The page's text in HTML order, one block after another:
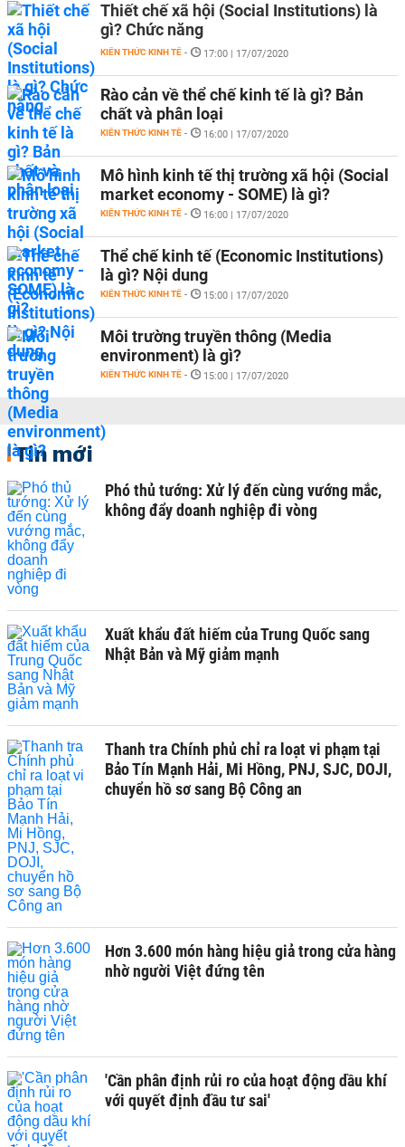
Thiết chế xã hội (Social Institutions) là
gì? Chức năng
KIẾN THỨC KINH TẾ - 17:00 | 17/07/2020
Rào cản về thể chế kinh tế là gì? Bản
chất và phân loại
KIẾN THỨC KINH TẾ - 16:00 | 17/07/2020
Mô hình kinh tế thị trường xã hội (Social
market economy - SOME) là gì?
KIẾN THỨC KINH TẾ - 16:00 | 17/07/2020
Thể chế kinh tế (Economic Institutions)
là gì? Nội dung
KIẾN THỨC KINH TẾ - 15:00 | 17/07/2020
Môi trường truyền thông (Media
environment) là gì?
KIẾN THỨC KINH TẾ - 15:00 | 17/07/2020
Tin mới
Phó thủ tướng: Xử lý đến cùng vướng mắc,
không đẩy doanh nghiệp đi vòng
Xuất khẩu đất hiếm của Trung Quốc sang
Nhật Bản và Mỹ giảm mạnh
Thanh tra Chính phủ chỉ ra loạt vi phạm tại
Bảo Tín Mạnh Hải, Mi Hồng, PNJ, SJC, DOJI,
chuyển hồ sơ sang Bộ Công an
Hơn 3.600 món hàng hiệu giả trong cửa hàng
nhờ người Việt đứng tên
'Cần phân định rủi ro của hoạt động dầu khí
với quyết định đầu tư sai'